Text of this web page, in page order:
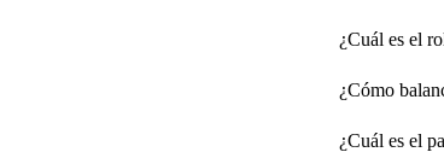
¿Cuál es el
¿Cómo
¿Cuál es el